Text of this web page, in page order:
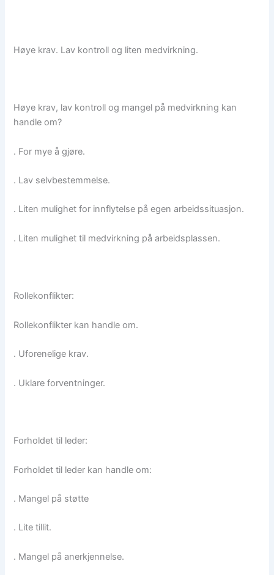
Høye krav. Lav kontroll og liten medvirkning.
Høye krav, lav kontroll og mangel på medvirkning kan
handle om?
. For mye å gjøre.
. Lav selvbestemmelse.
. Liten mulighet for innflytelse på egen arbeidssituasjon.
. Liten mulighet til medvirkning på arbeidsplassen.
Rollekonflikter:
Rollekonflikter kan handle om.
. Uforenelige krav.
. Uklare forventninger.
Forholdet til leder:
Forholdet til leder kan handle om:
. Mangel på støtte
. Lite tillit.
. Mangel på anerkjennelse.